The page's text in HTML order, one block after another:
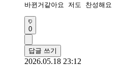
바뀐거같아요 저도 찬성해요
0
답글 쓰기
2026.05.18 23:12